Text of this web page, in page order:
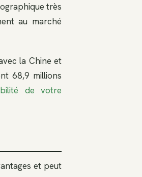
très
au marché
la Chine et
68,9 millions
de votre
et peut